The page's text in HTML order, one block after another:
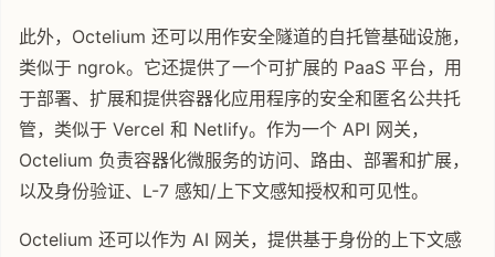
此外，Octelium 还可以用作安全隧道的自托管基础设施，
类似于 ngrok。它还提供了一个可扩展的 PaaS 平台，用
于部署、扩展和提供容器化应用程序的安全和匿名公共托
管，类似于 Vercel 和 Netlify。作为一个 API 网关，
Octelium 负责容器化微服务的访问、路由、部署和扩展，
以及身份验证、L-7 感知/上下文感知授权和可见性。
Octelium 还可以作为 AI 网关，提供基于身份的上下文感